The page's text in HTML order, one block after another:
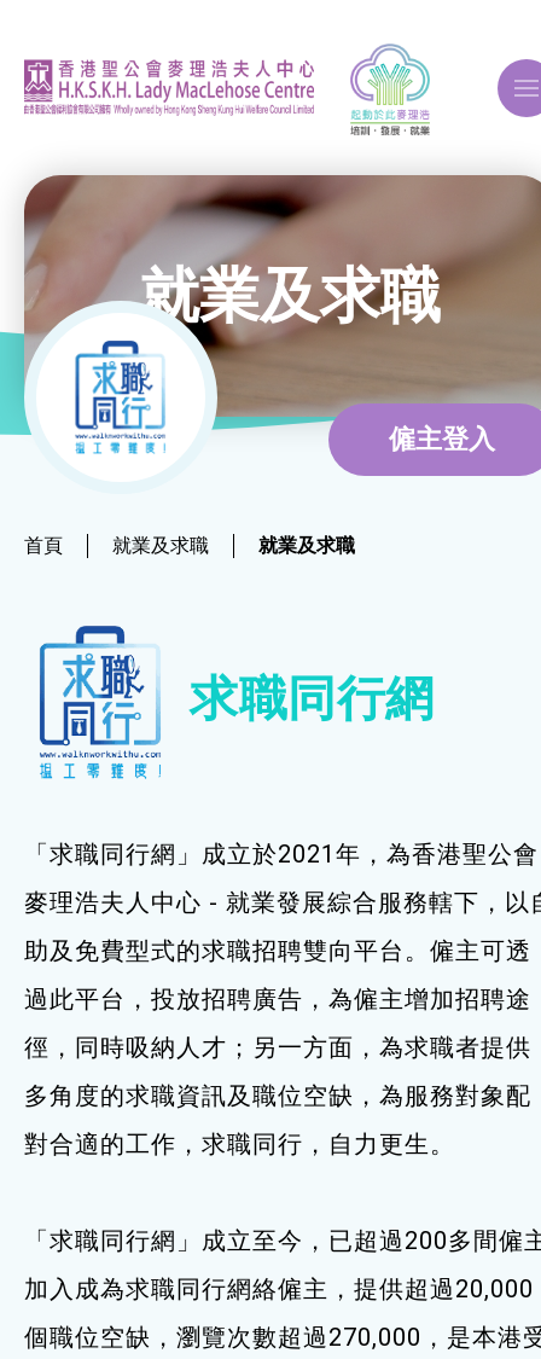
關於我們
ERB再培訓課程
就業及求職
就業及求職
最新資訊 / 招聘會
僱主及企業服務
特別服務項目
最新消息
服務單位及聯絡
就業及求職
僱主登入
首頁 就業及求職 就業及求職
求職同行網
「求職同行網」成立於2021年，為香港聖公會
麥理浩夫人中心 - 就業發展綜合服務轄下，以
助及免費型式的求職招聘雙向平台。僱主可透
過此平台，投放招聘廣告，為僱主增加招聘途
徑，同時吸納人才；另一方面，為求職者提供
多角度的求職資訊及職位空缺，為服務對象配
對合適的工作，求職同行，自力更生。
「求職同行網」成立至今，已超過200多間僱
加入成為求職同行網絡僱主，提供超過20,000
個職位空缺，瀏覽次數超過270,000，是本港